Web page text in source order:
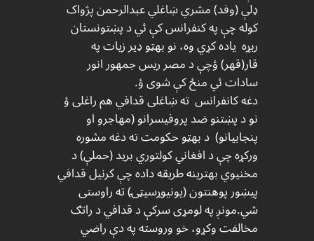
ډلې (وفد) مشري ښاغلي عبدالرحمن پژواک
کوله چې په کنفرانس کې ئي د پښتونستان
ربړه یاده کړي وه، نو بهټو ډیر زیات په
قار(قهر) ؤچې د مصر ریس جمهور انور
سادات ئي منځ کې شوی ؤ.
دغه کانفرانس ته ښاغلی قدافي هم راغلی ؤ
نو د پښتنو ضد پروفیسرانو (مهاجرو او
پنجابیانو) د بهټو حکومت ته دغه مشوره
ورکړه چې د افغاني کولتوري برید (حملې) د
مخنیوي بهترینه طریقه داده چې کرنیل قدافي
پیښور پوهنتون (یونیوړسیټۍ) ته راوستی
شي.مونږ په لومړی سرکې د قدافي د راتګ
مخالفت وکړو، خو وروسته په دې راضي